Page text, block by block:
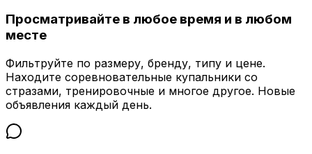
Просматривайте в любое время и в любом
месте
Фильтруйте по размеру, бренду, типу и цене.
Находите соревновательные купальники со
стразами, тренировочные и многое другое. Новые
объявления каждый день.